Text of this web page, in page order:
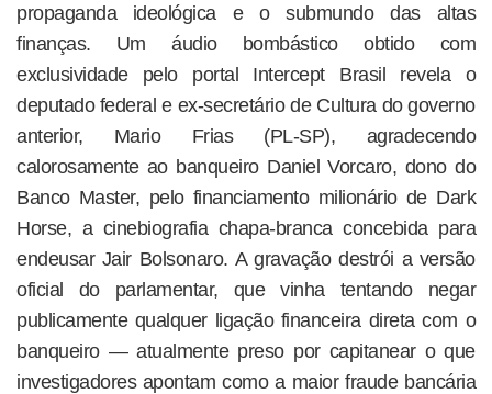
propaganda ideológica e o submundo das altas
finanças. Um áudio bombástico obtido com
exclusividade pelo portal Intercept Brasil revela o
deputado federal e ex-secretário de Cultura do governo
anterior, Mario Frias (PL-SP), agradecendo
calorosamente ao banqueiro Daniel Vorcaro, dono do
Banco Master, pelo financiamento milionário de Dark
Horse, a cinebiografia chapa-branca concebida para
endeusar Jair Bolsonaro. A gravação destrói a versão
oficial do parlamentar, que vinha tentando negar
publicamente qualquer ligação financeira direta com o
banqueiro — atualmente preso por capitanear o que
investigadores apontam como a maior fraude bancária